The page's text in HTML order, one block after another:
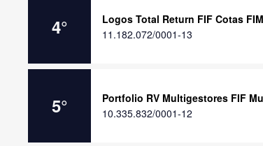
4°
Logos Total Return FIF Cotas FIM
11.182.072/0001-13
5°
Portfolio RV Multigestores FIF
10.335.832/0001-12